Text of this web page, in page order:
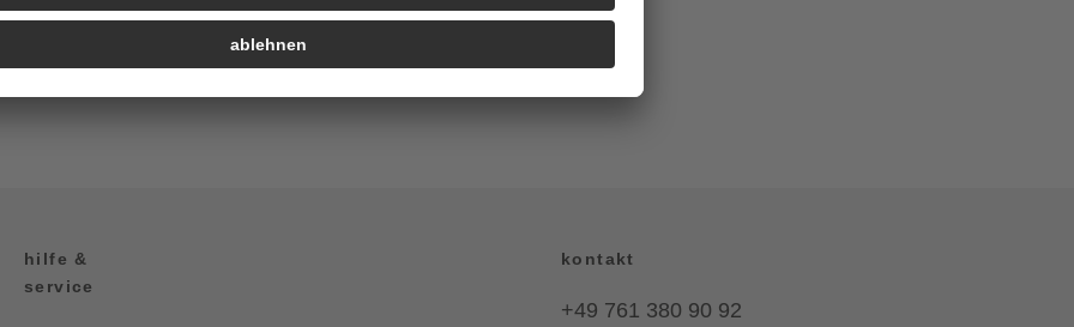
hilfe &
service
kontakt
+49 761 380 90 92